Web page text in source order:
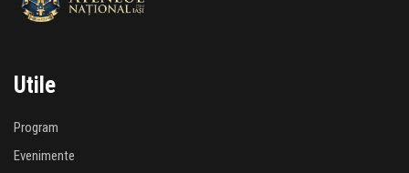
Utile
Program
Evenimente